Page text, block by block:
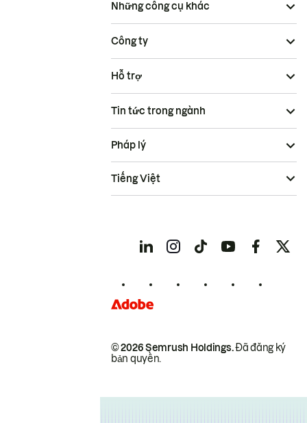
Những công cụ khác
Công ty
Hỗ trợ
Tin tức trong ngành
© 2026 Semrush Holdings.Đã đăng ký
bản quyền.
Pháp lý
Tiếng Việt